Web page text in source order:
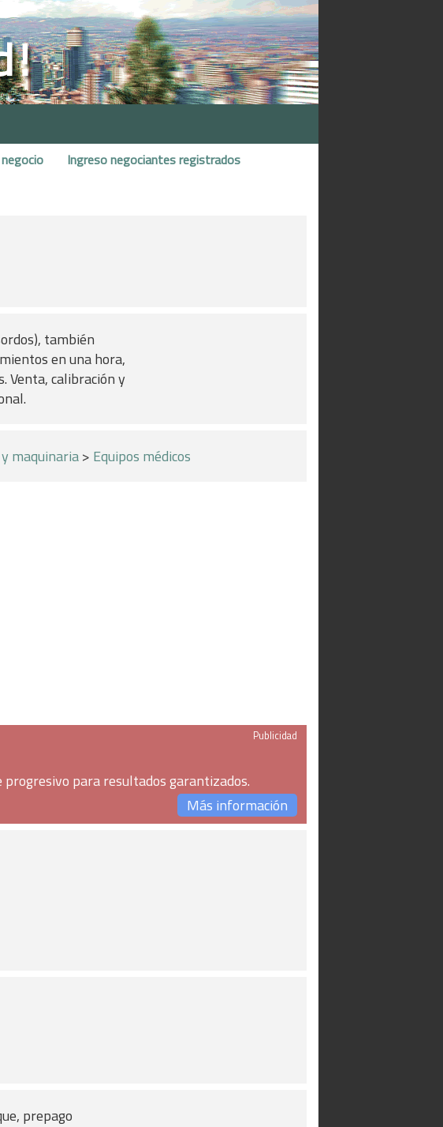
Ingreso negociantes registrados
también
en una hora,
Venta, calibración y
maquinaria> Equipos médicos
Publicidad
progresivo para resultados garantizados.
Más información
prepago